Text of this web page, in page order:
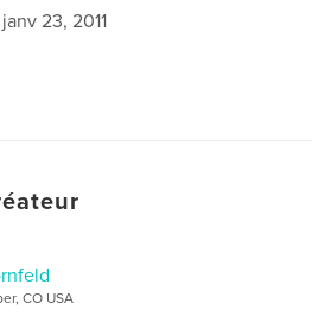
janv 23, 2011
CO USA